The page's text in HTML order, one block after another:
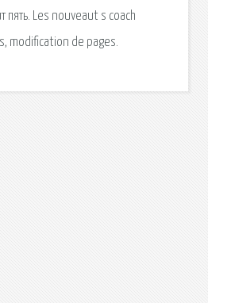
пять. Les nouveaut s coach
modification de pages.